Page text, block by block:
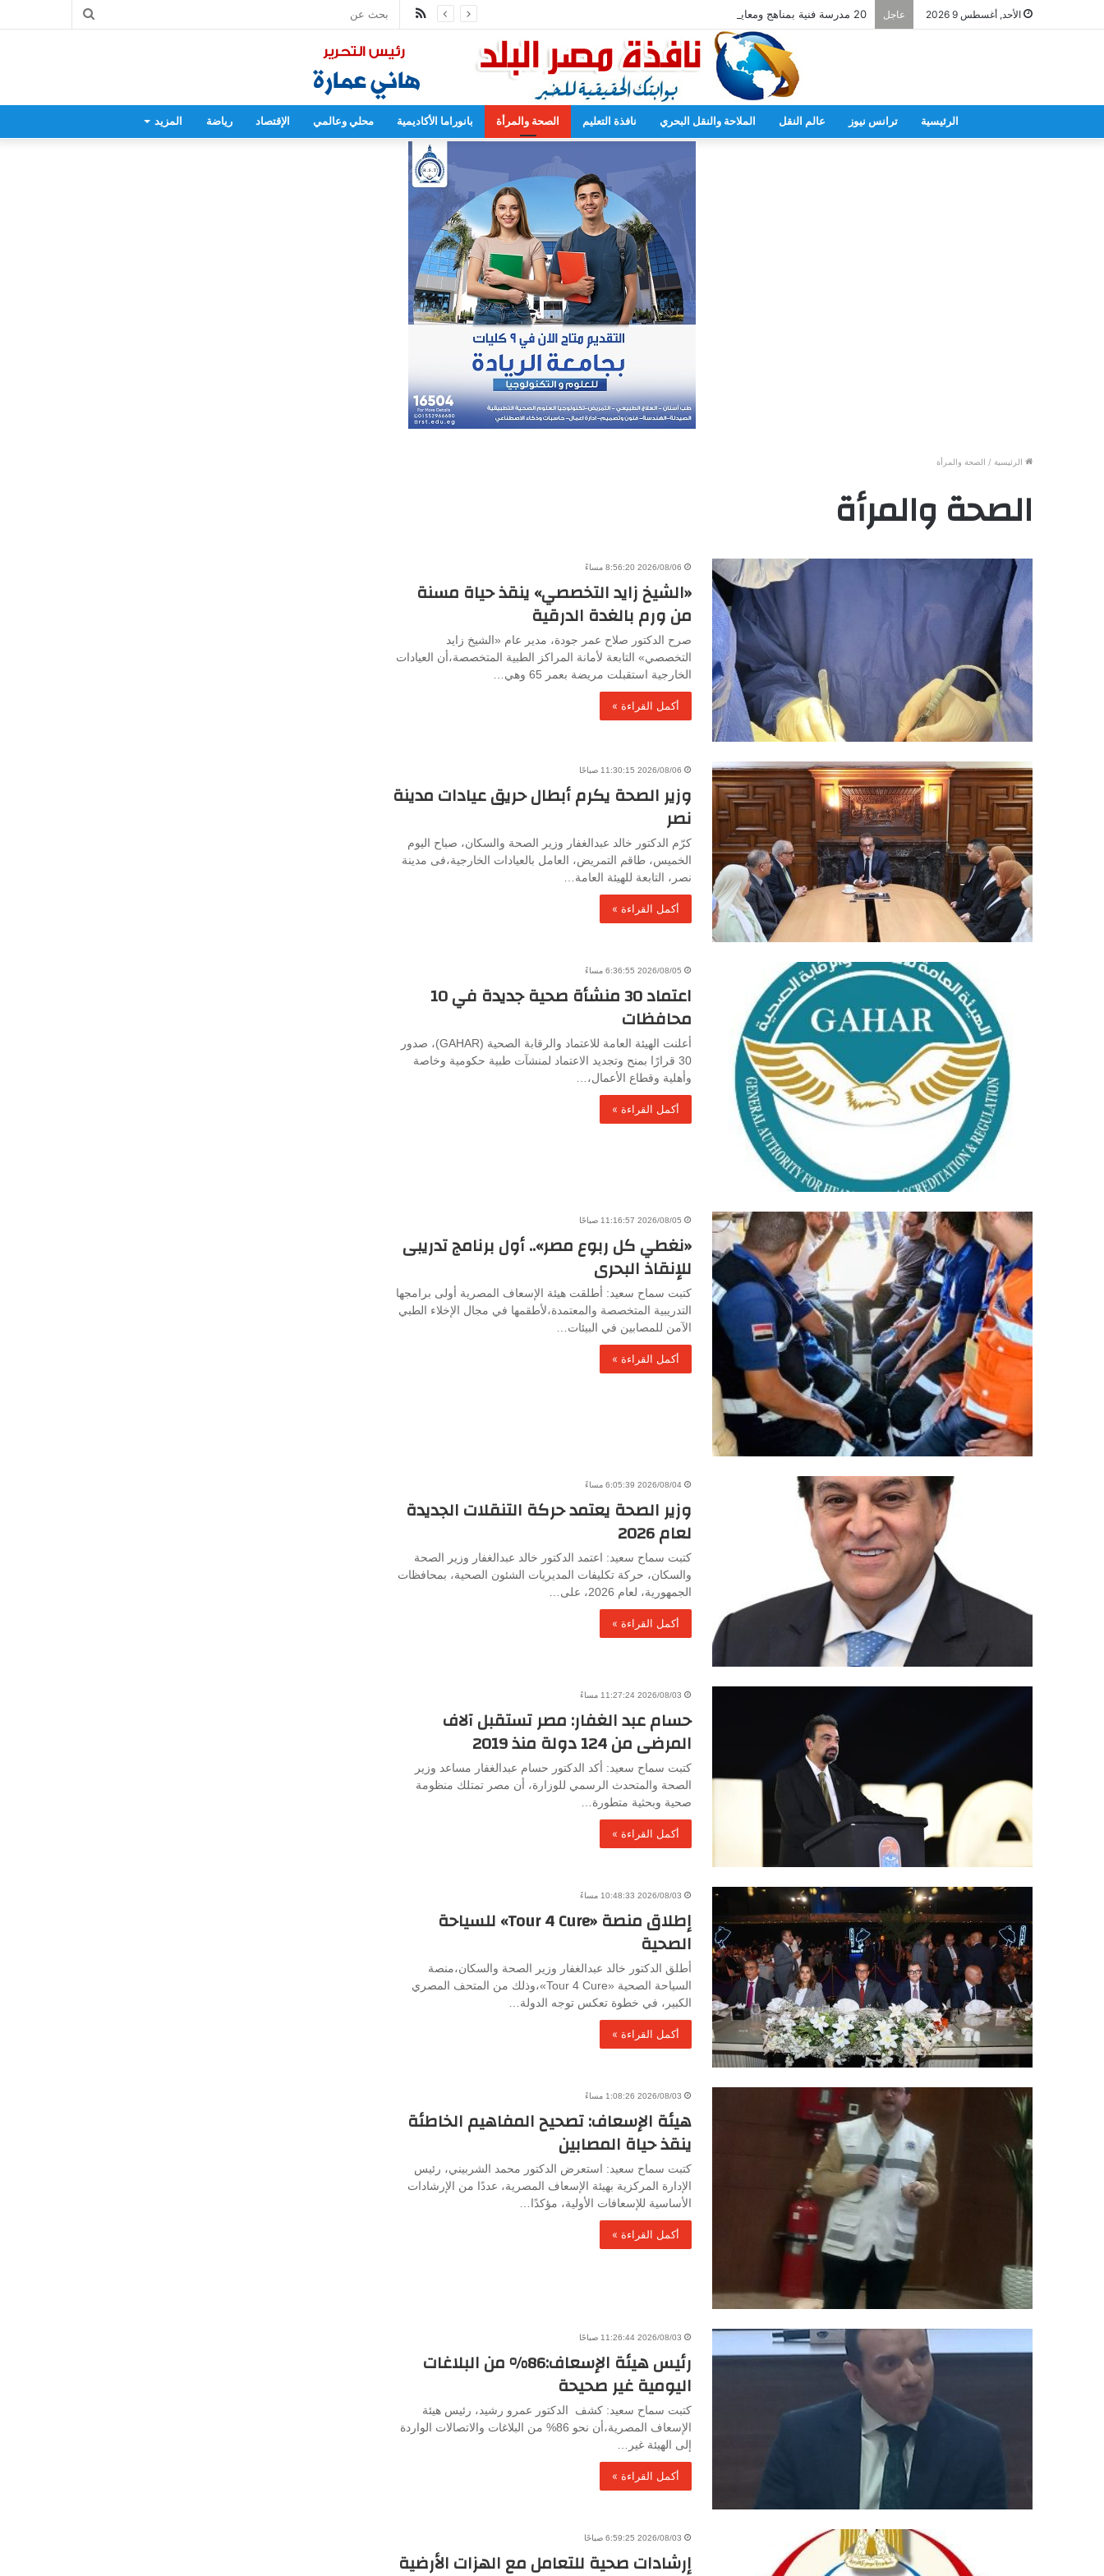
الأحد, أغسطس 9 2026 عاجل 20 مدرسة فنية بمناهج ومعايير يابانية
بحث
ملخص
الموقع
RSS
الرئيسية ترانس نيوز عالم النقل الملاحة والنقل البحري نافذة التعليم الصحة والمرأة بانوراما الأكاديمية محلي وعالمي الإقتصاد رياضة المزيد
الرئيسية / الصحة والمرأة
الصحة والمرأة
2026/08/06 8:56:20 مساءً
«الشيخ زايد التخصصي» ينقذ حياة مسنة
من ورم بالغدة الدرقية
صرح الدكتور صلاح عمر جودة، مدير عام «الشيخ زايد
التخصصي» التابعة لأمانة المراكز الطبية المتخصصة،أن العيادات
الخارجية استقبلت مريضة بعمر 65 وهي…
أكمل القراءة »
2026/08/06 11:30:15 صباحًا
وزير الصحة يكرم أبطال حريق عيادات مدينة
نصر
كرّم الدكتور خالد عبدالغفار وزير الصحة والسكان، صباح اليوم
الخميس، طاقم التمريض، العامل بالعيادات الخارجية،فى مدينة
نصر، التابعة للهيئة العامة…
أكمل القراءة »
2026/08/05 6:36:55 مساءً
اعتماد 30 منشأة صحية جديدة في 10
محافظات
أعلنت الهيئة العامة للاعتماد والرقابة الصحية (GAHAR)، صدور
30 قرارًا بمنح وتجديد الاعتماد لمنشآت طبية حكومية وخاصة
وأهلية وقطاع الأعمال،…
أكمل القراءة »
2026/08/05 11:16:57 صباحًا
«نغطي كل ربوع مصر».. أول برنامج تدريبى
للإنقاذ البحرى
كتبت سماح سعيد: أطلقت هيئة الإسعاف المصرية أولى برامجها
التدريبية المتخصصة والمعتمدة،لأطقمها في مجال الإخلاء الطبي
الآمن للمصابين في البيئات…
أكمل القراءة »
2026/08/04 6:05:39 مساءً
وزير الصحة يعتمد حركة التنقلات الجديدة
لعام 2026
كتبت سماح سعيد: اعتمد الدكتور خالد عبدالغفار وزير الصحة
والسكان، حركة تكليفات المديريات الشئون الصحية، بمحافظات
الجمهورية، لعام 2026، على…
أكمل القراءة »
2026/08/03 11:27:24 مساءً
حسام عبد الغفار: مصر تستقبل آلاف
المرضى من 124 دولة منذ 2019
كتبت سماح سعيد: أكد الدكتور حسام عبدالغفار مساعد وزير
الصحة والمتحدث الرسمي للوزارة، أن مصر تمتلك منظومة
صحية وبحثية متطورة…
أكمل القراءة »
2026/08/03 10:48:33 مساءً
إطلاق منصة «Tour 4 Cure» للسياحة
الصحية
أطلق الدكتور خالد عبدالغفار وزير الصحة والسكان،منصة
السياحة الصحية «Tour 4 Cure»،وذلك من المتحف المصري
الكبير، في خطوة تعكس توجه الدولة…
أكمل القراءة »
2026/08/03 1:08:26 مساءً
هيئة الإسعاف: تصحيح المفاهيم الخاطئة
ينقذ حياة المصابين
كتبت سماح سعيد: استعرض الدكتور محمد الشربيني، رئيس
الإدارة المركزية بهيئة الإسعاف المصرية، عددًا من الإرشادات
الأساسية للإسعافات الأولية، مؤكدًا…
أكمل القراءة »
2026/08/03 11:26:44 صباحًا
رئيس هيئة الإسعاف:86% من البلاغات
اليومية غير صحيحة
كتبت سماح سعيد: كشف الدكتور عمرو رشيد، رئيس هيئة
الإسعاف المصرية،أن نحو 86% من البلاغات والاتصالات الواردة
إلى الهيئة غير…
أكمل القراءة »
2026/08/03 6:59:25 صباحًا
إرشادات صحية للتعامل مع الهزات الأرضية